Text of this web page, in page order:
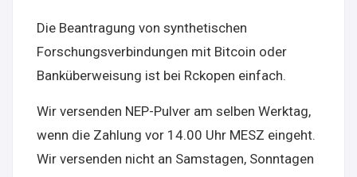
Die Beantragung von synthetischen
Forschungsverbindungen mit Bitcoin oder
Banküberweisung ist bei Rckopen einfach.
Wir versenden NEP-Pulver am selben Werktag,
wenn die Zahlung vor 14.00 Uhr MESZ eingeht.
Wir versenden nicht an Samstagen, Sonntagen